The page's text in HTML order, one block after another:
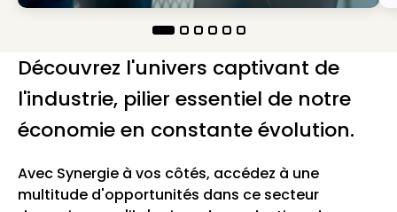
Découvrez l'univers captivant de
l'industrie, pilier essentiel de notre
économie en constante évolution.
Avec Synergie à vos côtés, accédez à une
multitude d'opportunités dans ce secteur